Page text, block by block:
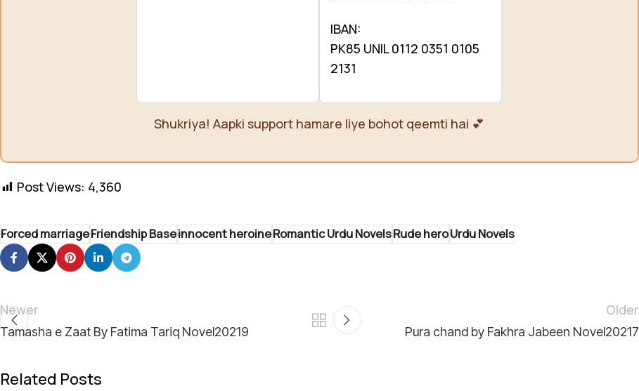
IBAN:
PK85 UNIL 0112 0351 0105
2131
Shukriya! Aapki support hamare liye bohot qeemti hai 💕
Post Views: 4,360
Forced marriageFriendship Baseinnocent heroineRomantic Urdu NovelsRude heroUrdu Novels
Newer
Tamasha e Zaat By Fatima Tariq Novel20219
Older
Pura chand by Fakhra Jabeen Novel20217
Related Posts